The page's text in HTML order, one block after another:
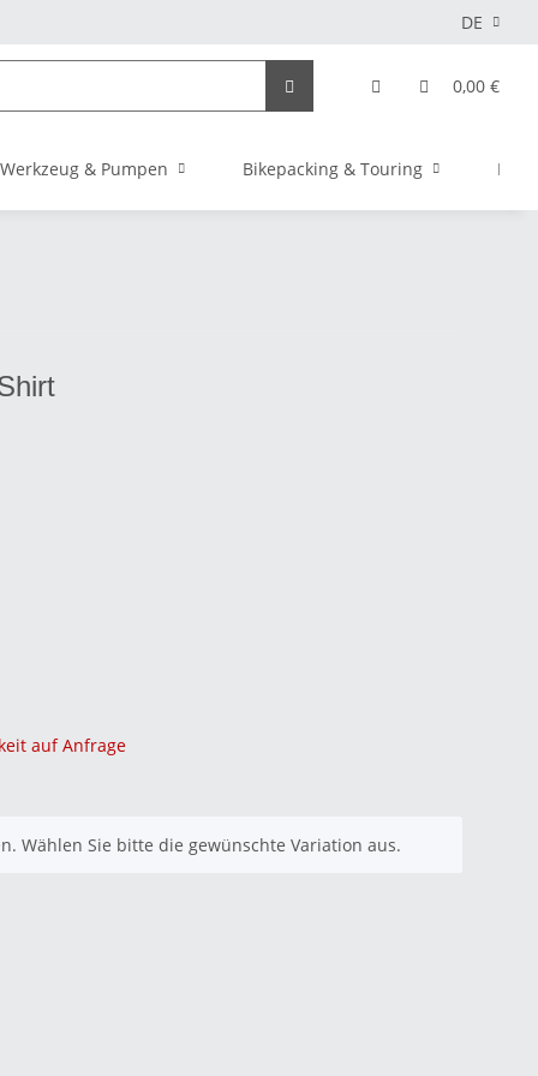
DE
0,00 €
Werkzeug & Pumpen Bikepacking & Touring
auf Anfrage
Wählen Sie bitte die gewünschte Variation aus.